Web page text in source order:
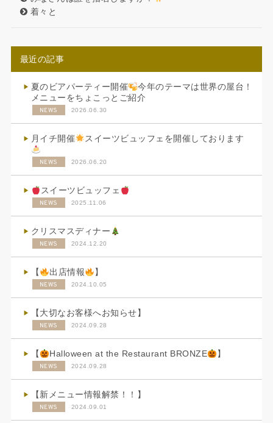
着々と
最近の記事
夏のビアパーティー開催
今年のテーマは世界の屋台！
メニューをちょこっとご紹介
NEWS 2026.06.30
月イチ開催 スイーツビュッフェを開催しております
NEWS 2026.06.20
スイーツビュッフェ
NEWS 2025.11.06
クリスマスディナー
NEWS 2024.12.20
【 出店情報 】
NEWS 2024.10.05
【大切なお客様へお知らせ】
NEWS 2024.09.28
【 Halloween at the Restaurant BRONZE 】
NEWS 2024.09.28
【新メニュー情報解禁！！】
NEWS 2024.09.01